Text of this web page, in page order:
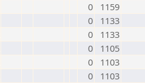
0
1159
0
1133
0
1133
0
1105
0
1103
0
1103